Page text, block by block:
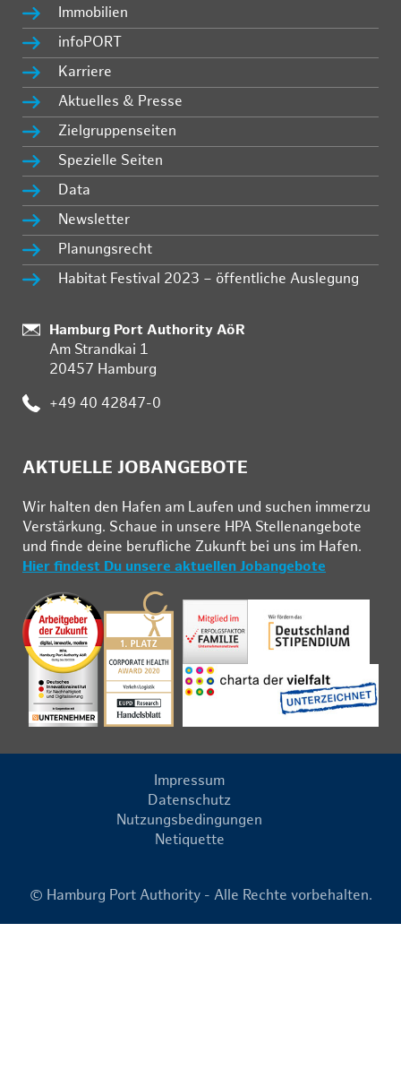
Immobilien
infoPORT
Karriere
Aktuelles & Presse
Zielgruppenseiten
Spezielle Seiten
Data
Newsletter
Planungsrecht
Habitat Festival 2023 – öffentliche Auslegung
Standort:
Hamburg Port Authority AöR
Am Strandkai 1
20457 Hamburg
Telefon:
+49 40 42847-0
AKTUELLE JOBANGEBOTE
Wir hal­ten den Ha­fen am Lau­fen und su­chen im­mer­zu
Ver­stär­kung. Schau­e in un­se­re HPA Stel­len­an­ge­bo­te
und fin­de deine be­ruf­li­che Zu­kunft bei uns im Ha­fen.
Hier findest Du unsere aktuellen Jobangebote
Impressum
Datenschutz
Nutzungsbedingungen
Netiquette
© Hamburg Port Authority - Alle Rechte vorbehalten.